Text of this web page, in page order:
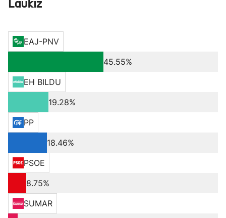
Laukiz
EAJ-PNV
45.55%
EH BILDU
19.28%
PP
18.46%
PSOE
8.75%
SUMAR